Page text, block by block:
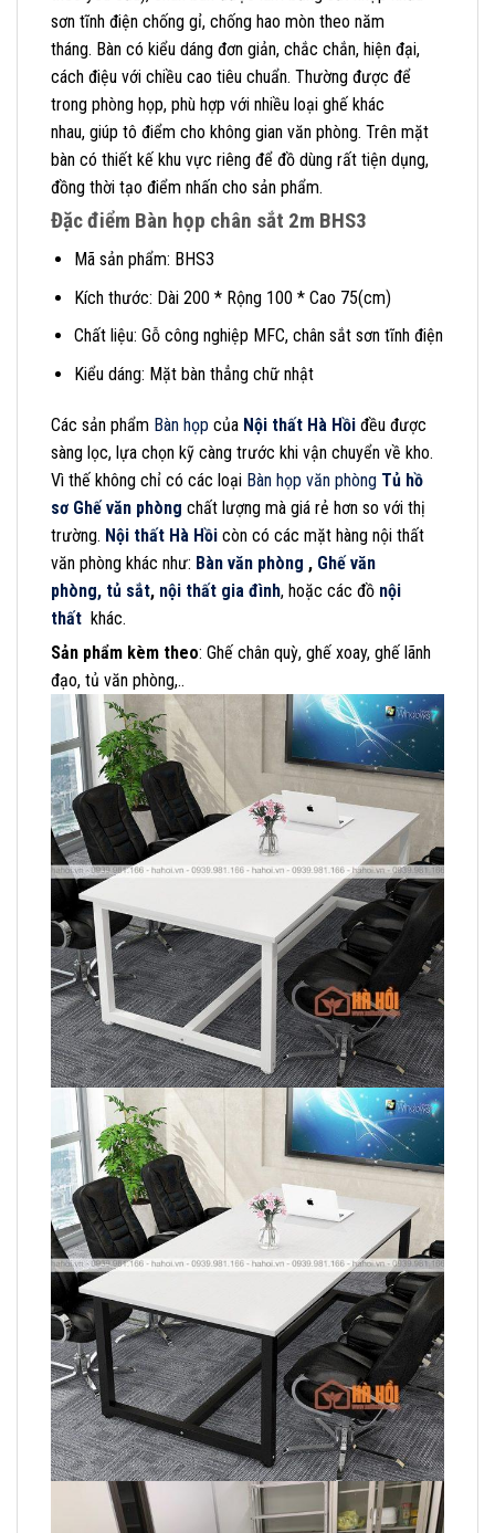
sơn tĩnh điện chống gỉ, chống hao mòn theo năm
tháng. Bàn có kiểu dáng đơn giản, chắc chắn, hiện đại,
cách điệu với chiều cao tiêu chuẩn. Thường được để
trong phòng họp, phù hợp với nhiều loại ghế khác
nhau, giúp tô điểm cho không gian văn phòng. Trên mặt
bàn có thiết kế khu vực riêng để đồ dùng rất tiện dụng,
đồng thời tạo điểm nhấn cho sản phẩm.
Đặc điểm Bàn họp chân sắt 2m BHS3
Mã sản phẩm: BHS3
Kích thước: Dài 200 * Rộng 100 * Cao 75(cm)
Chất liệu: Gỗ công nghiệp MFC, chân sắt sơn tĩnh điện
Kiểu dáng: Mặt bàn thẳng chữ nhật
Các sản phẩm Bàn họp của Nội thất Hà Hồi đều được
sàng lọc, lựa chọn kỹ càng trước khi vận chuyển về kho.
Vì thế không chỉ có các loại Bàn họp văn phòng Tủ hồ
sơ Ghế văn phòng chất lượng mà giá rẻ hơn so với thị
trường. Nội thất Hà Hồi còn có các mặt hàng nội thất
văn phòng khác như: Bàn văn phòng , Ghế văn
phòng, tủ sắt, nội thất gia đình, hoặc các đồ nội
thất khác.
Sản phẩm kèm theo: Ghế chân quỳ, ghế xoay, ghế lãnh
đạo, tủ văn phòng,..